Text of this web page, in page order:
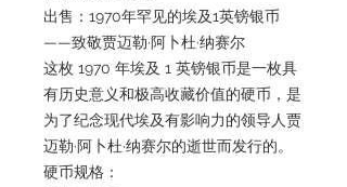
出售：1970年罕见的埃及1英镑银币
——致敬贾迈勒·阿卜杜·纳赛尔
这枚 1970 年埃及 1 英镑银币是一枚具
有历史意义和极高收藏价值的硬币，是
为了纪念现代埃及有影响力的领导人贾
迈勒·阿卜杜·纳赛尔的逝世而发行的。
硬币规格：